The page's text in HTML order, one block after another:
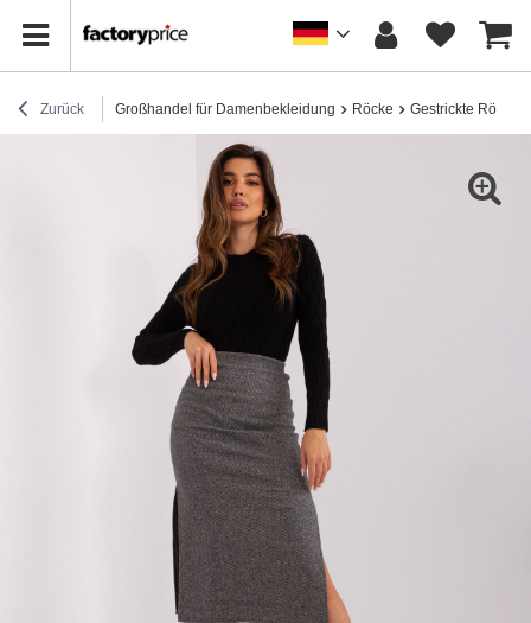
Zurück Großhandel für Damenbekleidung Röcke Gestrickte Röcke